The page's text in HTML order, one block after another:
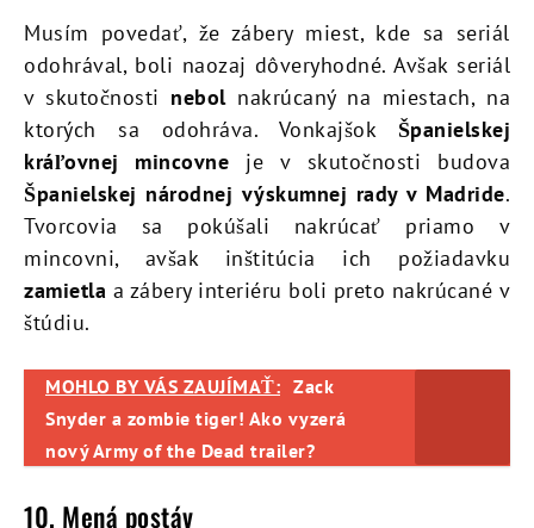
Musím povedať, že zábery miest, kde sa seriál
odohrával, boli naozaj dôveryhodné. Avšak seriál
v skutočnosti nebolnakrúcaný na miestach, na
ktorých sa odohráva. Vonkajšok Španielskej
kráľovnej mincovne je v skutočnosti budova
Španielskej národnej výskumnej rady v Madride.
Tvorcovia sa pokúšali nakrúcať priamo v
mincovni, avšak inštitúcia ich požiadavku
zamietla a zábery interiéru boli preto nakrúcané v
štúdiu.
MOHLO BY VÁS ZAUJÍMAŤ: Zack
Snyder a zombie tiger! Ako vyzerá
nový Army of the Dead trailer?
10. Mená postáv